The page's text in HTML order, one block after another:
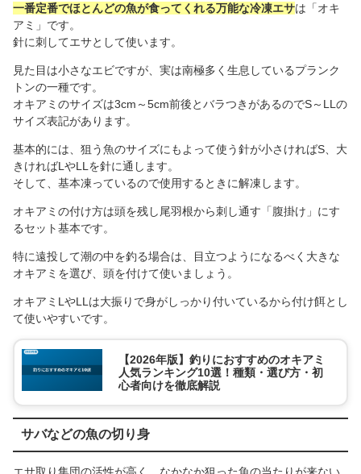
一番定番でほとんどの魚が食ってくれる万能な冷凍エサは「オキ
アミ」です。
針に刺してエサとして使います。
見た目は小さなエビですが、実は南極多く生息しているプランク
トンの一種です。
オキアミのサイズは3cm～5cm前後とバラつきがあるのでS～LLの
サイズ表記があります。
基本的には、狙う魚のサイズにもよって使う針が小さければS、大
きければLやLLを針に通します。
そして、基本凍っているので使用するときに解凍します。
オキアミの付け方は頭を残し尾羽根から刺し通す「腹掛け」にす
るセット基本です。
特に遠投して潮の中を釣る場合は、目立つようになるべく大きな
オキアミを選び、頭を付けて使いましょう。
オキアミLやLLは大振りで身がしっかり付いているから付け餌とし
て使いやすいです。
【2026年版】釣りにおすすめのオキアミ
人気ランキング10選！種類・選び方・初
心者向けを徹底解説
サバなどの魚の切り身